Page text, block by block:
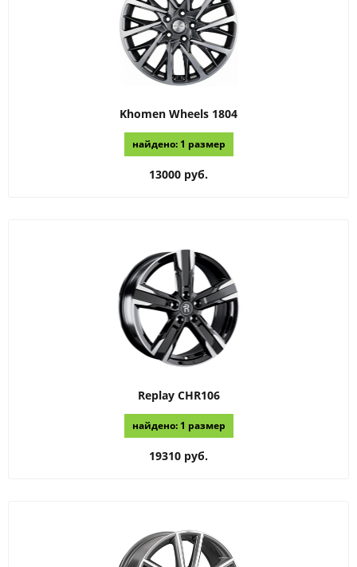
Khomen Wheels 1804
найдено: 1 размер
13000 руб.
Replay CHR106
найдено: 1 размер
19310 руб.